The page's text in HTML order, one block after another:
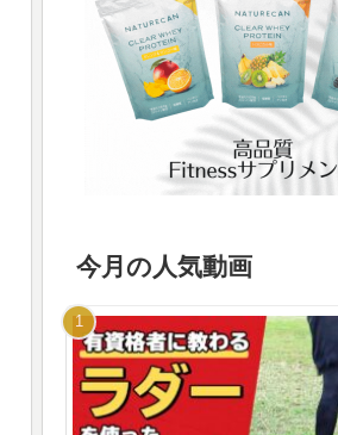
今月の人気動画